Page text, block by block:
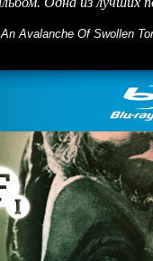
Avalanche Of Swollen